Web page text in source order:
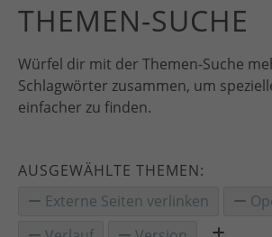
THEMEN-SUCHE
Würfel dir mit der Themen-Suche
Schlagwörter zusammen, um
einfacher zu finden.
AUSGEWÄHLTE THEMEN:
Externe Seiten verlinken